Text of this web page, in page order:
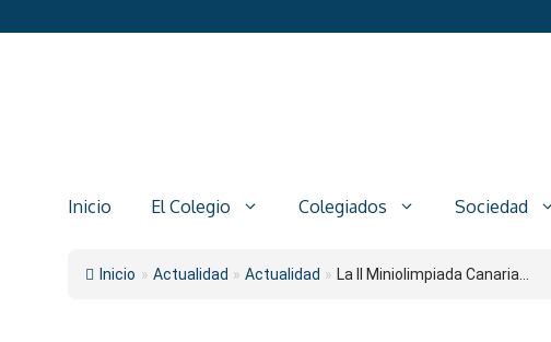
al
Inicio El Colegio Colegiados Sociedad
Inicio » Actualidad » Actualidad » La II Miniolimpiada Canaria...